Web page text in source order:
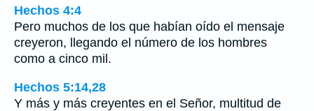
Hechos 4:4
Pero muchos de los que habían oído el mensaje
creyeron, llegando el número de los hombres
como a cinco mil.
Hechos 5:14,28
Y más y más creyentes en el Señor, multitud de